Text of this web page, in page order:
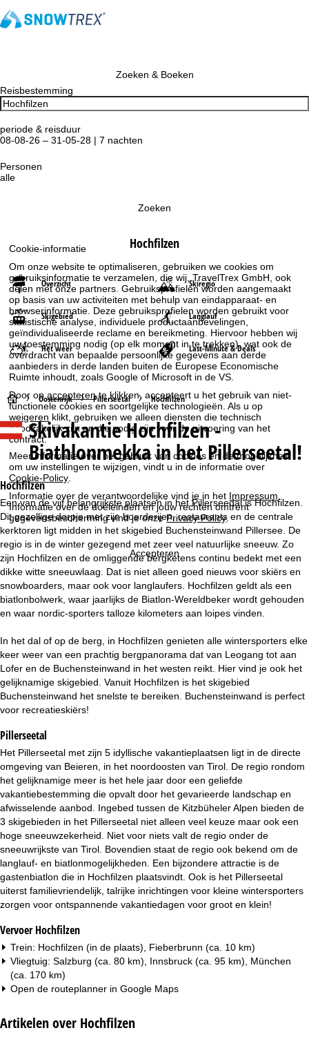
Cookie-informatie
Om onze website te optimaliseren, gebruiken we cookies om
gebruiksinformatie te verzamelen, die wij, TravelTrex GmbH, ook
delen met onze partners. Gebruiksprofielen worden aangemaakt
op basis van uw activiteiten met behulp van eindapparaat- en
browserinformatie. Deze gebruiksprofielen worden gebruikt voor
statistische analyse, individuele productaanbevelingen,
geïndividualiseerde reclame en bereikmeting. Hiervoor hebben wij
uw toestemming nodig (op elk moment in te trekken), wat ook de
overdracht van bepaalde persoonlijke gegevens aan derde
aanbieders in derde landen buiten de Europese Economische
Ruimte inhoudt, zoals Google of Microsoft in de VS.
Door opaccepterente klikken, accepteert u het gebruik van niet-
functionele cookies en soortgelijke technologieën. Als u op
weigeren klikt, gebruiken we alleen diensten die technisch
noodzakelijk zijn en die nodig zijn voor de uitvoering van het
contract.
Meer informatie over het gebruik van cookies en de mogelijkheid
om uw instellingen te wijzigen, vindt u in de informatie over
Cookie-Policy
Informatie over de verantwoordelijke vind je in het Impressum
Informatie over de doeleinden en jouw rechten omtrent
gegevensbescherming vind je onzePrivacy Policy.
Accepteren
Zoeken & Boeken
Reisbestemming
periode & reisduur
08-08-26 – 31-05-28 | 7 nachten
Personen
alle
Zoeken
Hochfilzen
Overzicht Skiregio
Skigebied Langlauf
Het weer Last-Minute & Deals
S
t
a
r
t
p
g
n
a
Oostenrijk Pillerseetal Hochfilzen
SkivakantieHochfilzen -
Biathlonmekka in het Pillerseetal!
Hochfilzen
Een van de vijf belangrijkste plaatsen in het Pillerseedal is Hochfilzen.
Dit gezellige dorpje met zijn boerderijen, restaurants en de centrale
kerktoren ligt midden in het skigebied Buchensteinwand Pillersee. De
regio is in de winter gezegend met zeer veel natuurlijke sneeuw. Zo
zijn Hochfilzen en de omliggende bergketens continu bedekt met een
dikke witte sneeuwlaag. Dat is niet alleen goed nieuws voor skiërs en
snowboarders, maar ook voor langlaufers. Hochfilzen geldt als een
biatlonbolwerk, waar jaarlijks de Biatlon-Wereldbeker wordt gehouden
en waar nordic-sporters talloze kilometers aan loipes vinden.
In het dal of op de berg, in Hochfilzen genieten alle wintersporters elke
keer weer van een prachtig bergpanorama dat van Leogang tot aan
Lofer en de Buchensteinwand in het westen reikt. Hier vind je ook het
gelijknamige skigebied. Vanuit Hochfilzen is het skigebied
Buchensteinwand het snelste te bereiken. Buchensteinwand is perfect
voor recreatieskiërs!
Pillerseetal
Het Pillerseetal met zijn 5 idyllische vakantieplaatsen ligt in de directe
omgeving van Beieren, in het noordoosten van Tirol. De regio rondom
het gelijknamige meer is het hele jaar door een geliefde
vakantiebestemming die opvalt door het gevarieerde landschap en
afwisselende aanbod. Ingebed tussen de Kitzbüheler Alpen bieden de
3 skigebieden in het Pillerseetal niet alleen veel keuze maar ook een
hoge sneeuwzekerheid. Niet voor niets valt de regio onder de
sneeuwrijkste van Tirol. Bovendien staat de regio ook bekend om de
langlauf- en biatlonmogelijkheden. Een bijzondere attractie is de
gastenbiatlon die in Hochfilzen plaatsvindt. Ook is het Pillerseetal
uiterst familievriendelijk, talrijke inrichtingen voor kleine wintersporters
zorgen voor ontspannende vakantiedagen voor groot en klein!
Vervoer Hochfilzen
Trein: Hochfilzen (in de plaats), Fieberbrunn (ca. 10 km)
Vliegtuig: Salzburg (ca. 80 km), Innsbruck (ca. 95 km), München
(ca. 170 km)
Open de routeplanner in Google Maps
Artikelen over Hochfilzen